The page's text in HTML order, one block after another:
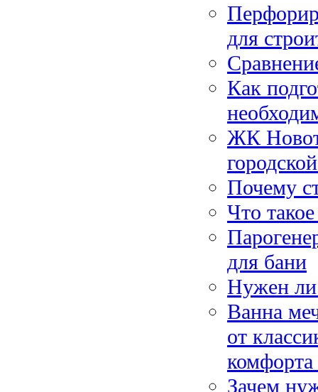
для
Как
ЖК
Почему
Что
для бани
Нужен ли
Ванна
от
комфорта
Зачем